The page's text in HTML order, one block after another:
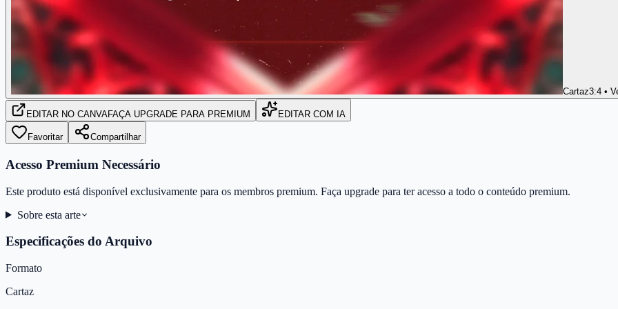
Cartaz3:4 •
EDITAR NO CANVAFAÇA UPGRADE PARA PREMIUM EDITAR COM IA
Favoritar Compartilhar
Acesso Premium Necessário
Este produto está disponível exclusivamente para os membros premium. Faça upgrade para ter acesso a todo o conteúdo premium.
Sobre esta arte
Especificações do Arquivo
Formato
Cartaz